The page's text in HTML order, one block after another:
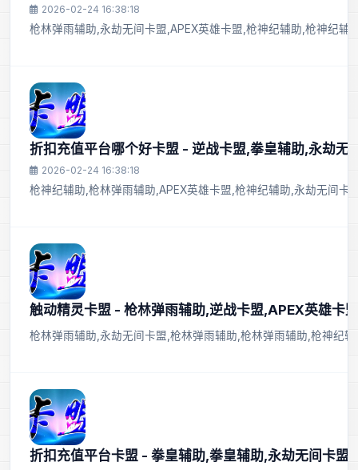
2026-02-24 16:38:18
枪林弹雨辅助,永劫无间卡盟,APEX英雄卡盟,枪神纪辅助,枪神纪辅
折扣充值平台哪个好卡盟 - 逆战卡盟,拳皇辅助,永劫无
2026-02-24 16:38:18
枪神纪辅助,枪林弹雨辅助,APEX英雄卡盟,枪神纪辅助,永劫无间卡
触动精灵卡盟 - 枪林弹雨辅助,逆战卡盟,APEX英雄卡
枪林弹雨辅助,永劫无间卡盟,枪林弹雨辅助,枪林弹雨辅助,枪神纪
折扣充值平台卡盟 - 拳皇辅助,拳皇辅助,永劫无间卡盟,